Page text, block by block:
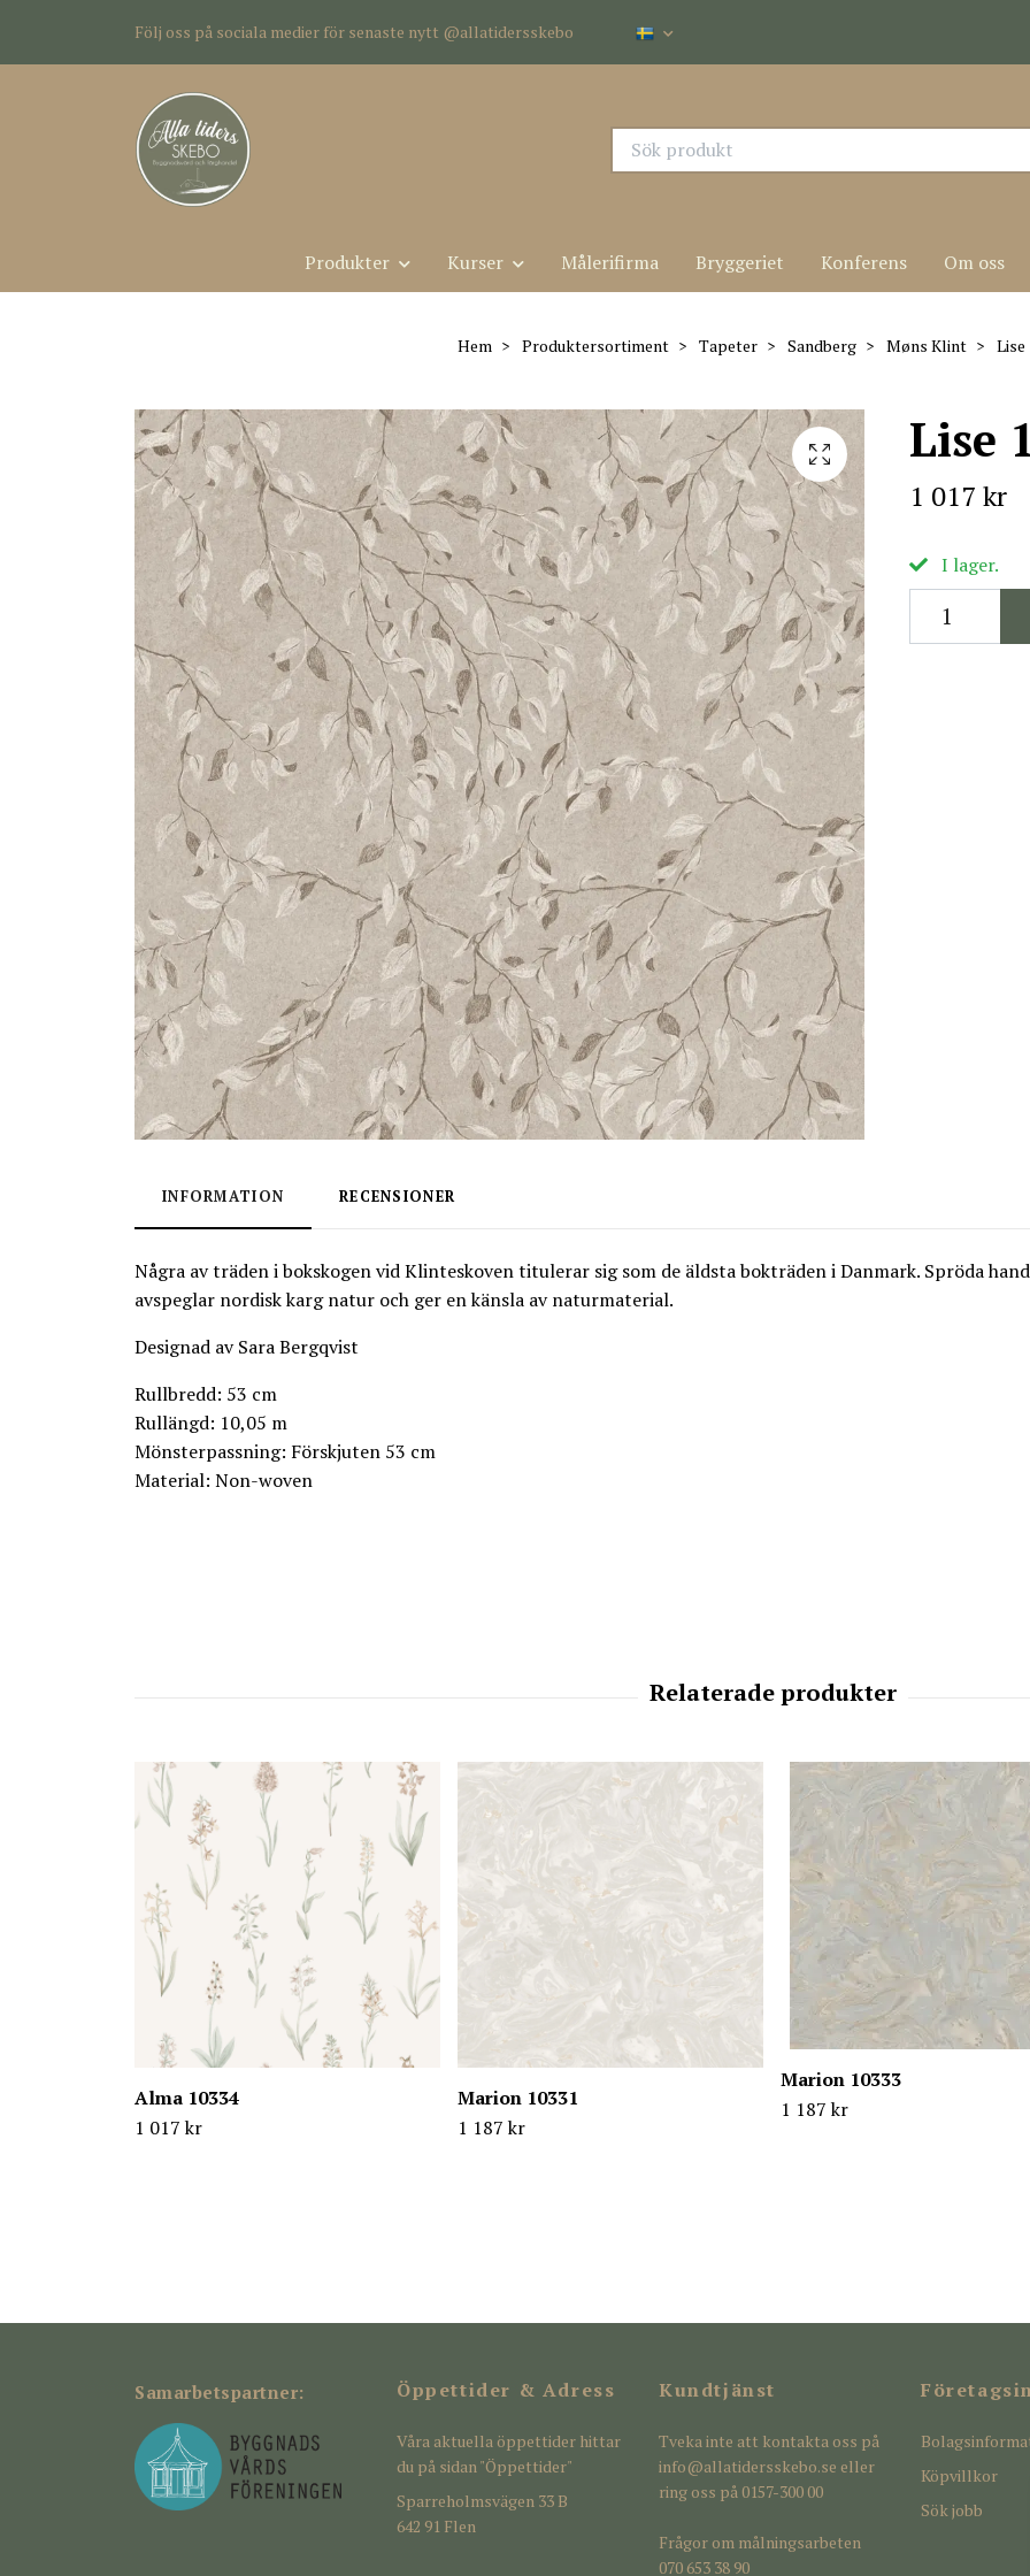
Följ oss på sociala medier för senaste nytt @allatidersskebo
Produkter Kurser Målerifirma Bryggeriet Konferens Om oss
Hem Produktersortiment Tapeter Sandberg Møns Klint Lise
Lise
1 017 kr
I lager.
INFORMATION RECENSIONER
Några av träden i bokskogen vid Klinteskoven titulerar sig som de äldsta bokträden i Danmark. Spröda
avspeglar nordisk karg natur och ger en känsla av naturmaterial.
Designad av Sara Bergqvist
Rullbredd: 53 cm
Rullängd: 10,05 m
Mönsterpassning: Förskjuten 53 cm
Material: Non-woven
Alma 10334
1 017 kr
Marion 10331
1 187 kr
Marion 10333
1 187 kr
Samarbetspartner: Öppettider & Adress
Våra aktuella öppettider hittar
du på sidan "Öppettider"
Sparreholmsvägen 33 B
642 91 Flen
Kundtjänst
Tveka inte att kontakta oss på
info@allatidersskebo.se eller
ring oss på 0157-300 00
Frågor om målningsarbeten
070 653 38 90
Köpvillkor
Sök jobb